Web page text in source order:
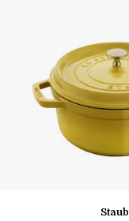
Staub